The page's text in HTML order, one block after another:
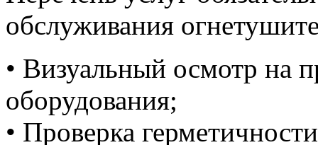
обслуживания
• Визуальный осмотр на
оборудования;
• Проверка